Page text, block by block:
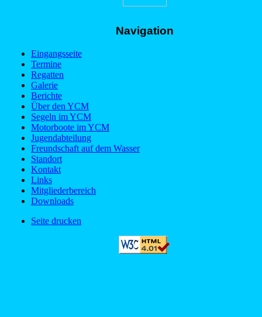
Navigation
Eingangsseite
Termine
Regatten
Galerie
Berichte
Über den YCM
Segeln im YCM
Motorboote im YCM
Jugendabteilung
Freundschaft auf dem Wasser
Standort
Kontakt
Links
Mitgliederbereich
Downloads
Seite drucken